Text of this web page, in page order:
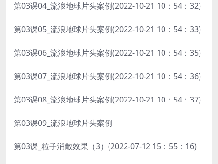
第03课04_流浪地球片头案例(2022-10-21 10：54：32)
第03课05_流浪地球片头案例(2022-10-21 10：54：33)
第03课06_流浪地球片头案例(2022-10-21 10：54：35)
第03课07_流浪地球片头案例(2022-10-21 10：54：36)
第03课08_流浪地球片头案例(2022-10-21 10：54：37)
第03课09_流浪地球片头案例
第03课_粒子消散效果（3）(2022-07-12 15：55：16)